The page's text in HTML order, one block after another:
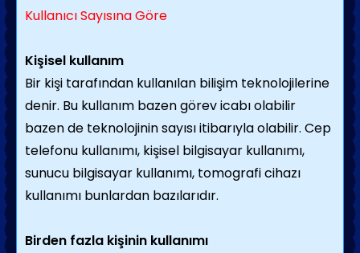
Kullanıcı Sayısına Göre
Kişisel kullanım
Bir kişi tarafından kullanılan bilişim teknolojilerine
denir. Bu kullanım bazen görev icabı olabilir
bazen de teknolojinin sayısı itibarıyla olabilir. Cep
telefonu kullanımı, kişisel bilgisayar kullanımı,
sunucu bilgisayar kullanımı, tomografi cihazı
kullanımı bunlardan bazılarıdır.
Birden fazla kişinin kullanımı